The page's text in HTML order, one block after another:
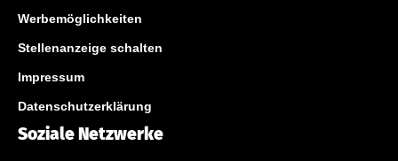
Werbemöglichkeiten
Stellenanzeige schalten
Impressum
Datenschutzerklärung
Soziale Netzwerke